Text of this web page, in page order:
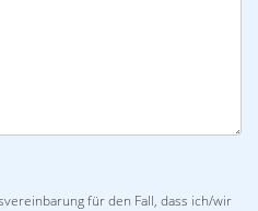
für den Fall, dass ich/wir